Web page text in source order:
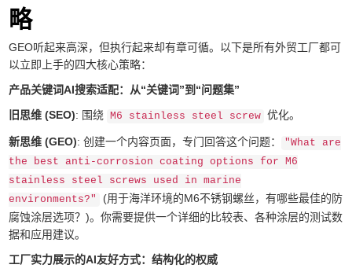
略
GEO听起来高深，但执行起来却有章可循。以下是所有外贸工厂都可
以立即上手的四大核心策略：
产品关键词AI搜索适配：从“关键词”到“问题集”
旧思维 (SEO): 围绕 M6 stainless steel screw 优化。
新思维 (GEO): 创建一个内容页面，专门回答这个问题：
"What are
the best anti-corrosion coating options for M6
stainless steel screws used in marine
environments?"
(用于海洋环境的M6不锈钢螺丝，有哪些最佳的防
腐蚀涂层选项？)。你需要提供一个详细的比较表、各种涂层的测试数
据和应用建议。
工厂实力展示的AI友好方式：结构化的权威